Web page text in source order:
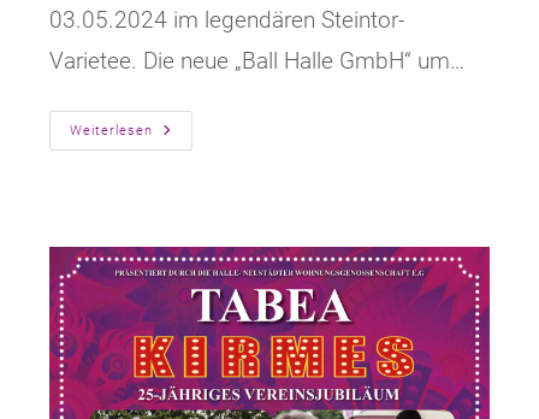
03.05.2024 im legendären Steintor-
Varietee. Die neue „Ball Halle GmbH“ um…
Weiterlesen
TABEA
Auch